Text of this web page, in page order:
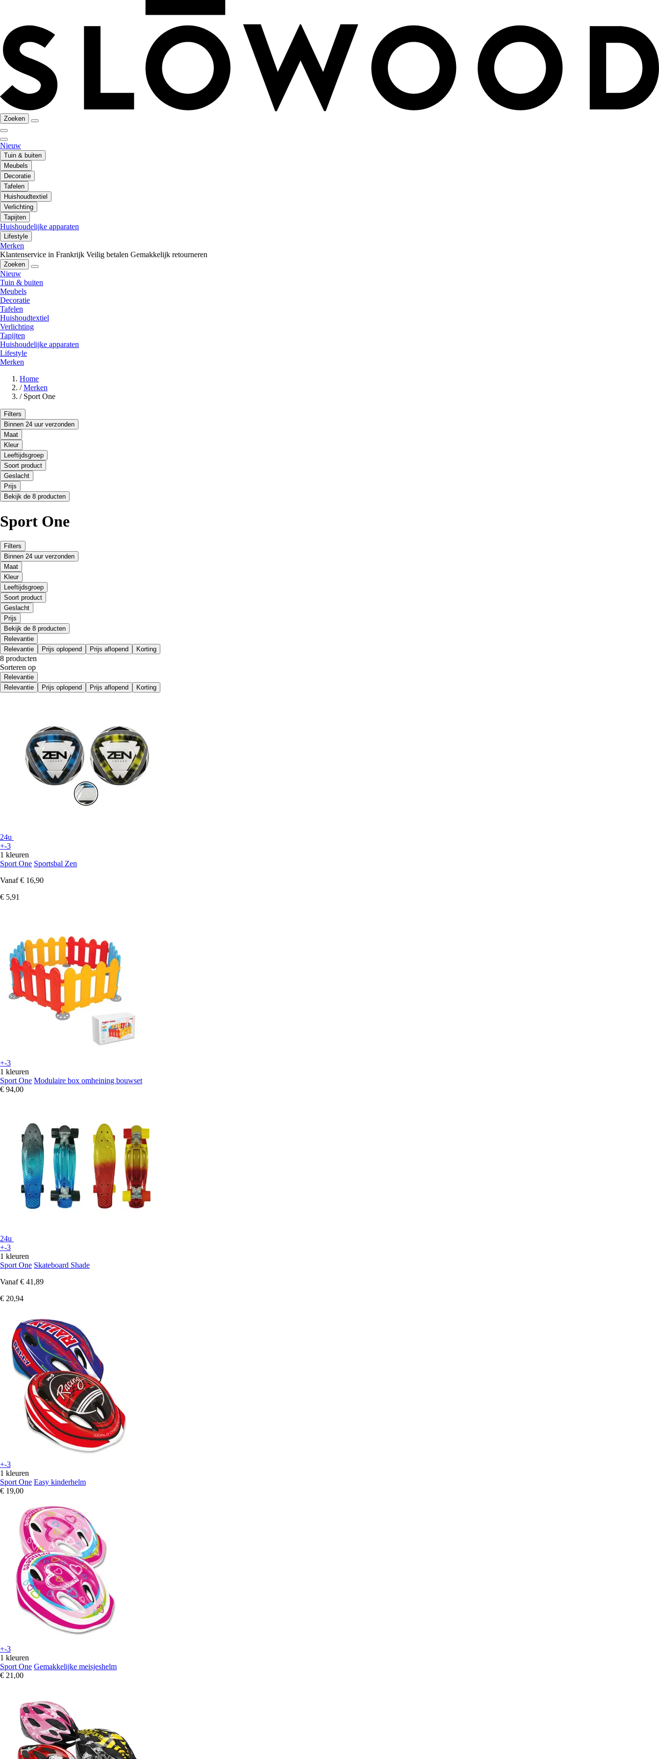
Zoeken
Nieuw
Tuin & buiten
Meubels
Decoratie
Tafelen
Huishoudtextiel
Verlichting
Tapijten
Huishoudelijke apparaten
Lifestyle
Merken
Klantenservice in Frankrijk Veilig betalen Gemakkelijk retourneren
Zoeken
Nieuw
Tuin & buiten
Meubels
Decoratie
Tafelen
Huishoudtextiel
Verlichting
Tapijten
Huishoudelijke apparaten
Lifestyle
Merken
Home
/ Merken
/ Sport One
Filters
Binnen 24 uur verzonden
Maat
Kleur
Leeftijdsgroep
Soort product
Geslacht
Prijs
Bekijk de 8 producten
Sport One
Filters
Binnen 24 uur verzonden
Maat
Kleur
Leeftijdsgroep
Soort product
Geslacht
Prijs
Bekijk de 8 producten
Relevantie
Relevantie
Prijs oplopend Prijs aflopend Korting
8 producten
Sorteren op
Relevantie
Relevantie
Prijs oplopend Prijs aflopend Korting
24u
+-3
1 kleuren
Sport One Sportsbal Zen
Vanaf € 16,90
€ 5,91
+-3
1 kleuren
Sport One Modulaire box omheining bouwset
€ 94,00
24u
+-3
1 kleuren
Sport One Skateboard Shade
Vanaf € 41,89
€ 20,94
+-3
1 kleuren
Sport One Easy kinderhelm
€ 19,00
+-3
1 kleuren
Sport One Gemakkelijke meisjeshelm
€ 21,00